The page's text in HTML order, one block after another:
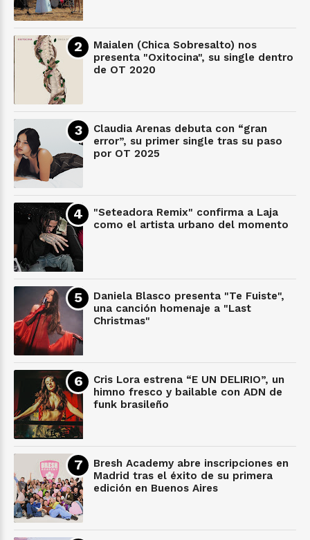
Maialen (Chica Sobresalto) nos
presenta "Oxitocina", su single dentro
de OT 2020
Claudia Arenas debuta con “gran
error”, su primer single tras su paso
por OT 2025
"Seteadora Remix" confirma a Laja
como el artista urbano del momento
Daniela Blasco presenta "Te Fuiste",
una canción homenaje a "Last
Christmas"
Cris Lora estrena “E UN DELIRIO”, un
himno fresco y bailable con ADN de
funk brasileño
Bresh Academy abre inscripciones en
Madrid tras el éxito de su primera
edición en Buenos Aires